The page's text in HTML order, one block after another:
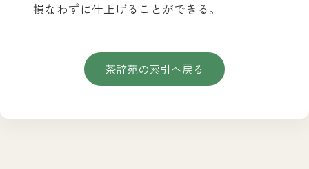
損なわずに仕上げることができる。
茶辞苑の索引へ戻る